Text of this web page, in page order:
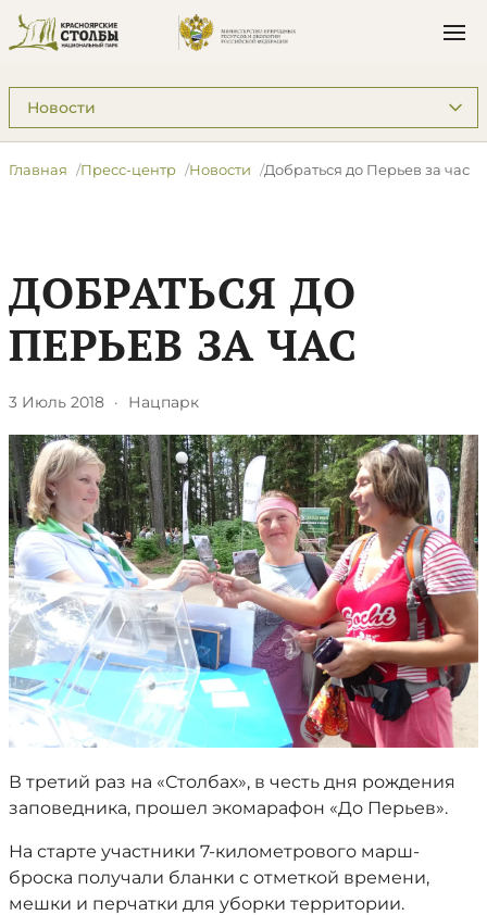
Подразделы: Пресс-центр
Главная Пресс-центр Новости ​Добраться до Перьев за час
​ДОБРАТЬСЯ ДО
ПЕРЬЕВ ЗА ЧАС
3 Июль 2018 · Нацпарк
В третий раз на «Столбах», в честь дня рождения
заповедника, прошел экомарафон «До Перьев».
На старте участники 7-километрового марш-
броска получали бланки с отметкой времени,
мешки и перчатки для уборки территории.